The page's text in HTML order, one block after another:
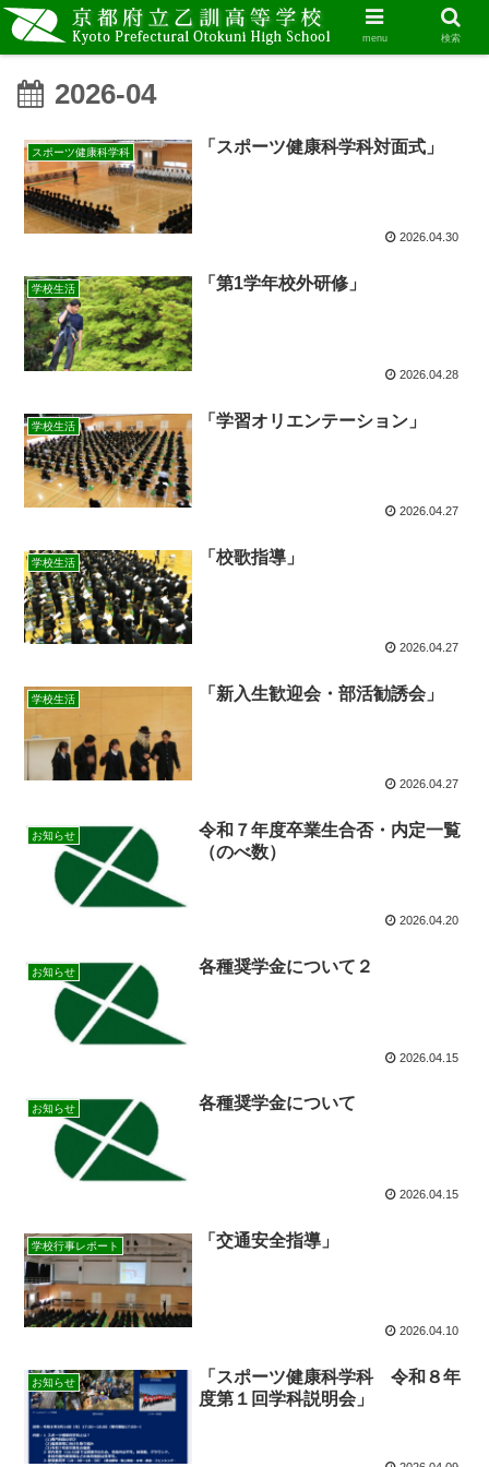
2026-04
スポーツ健康科学科 「スポーツ健康科学科対面式」
2026.04.30
学校生活 「第1学年校外研修」
2026.04.28
学校生活 「学習オリエンテーション」
2026.04.27
学校生活 「校歌指導」
2026.04.27
学校生活 「新入生歓迎会・部活勧誘会」
2026.04.27
お知らせ
令和７年度卒業生合否・内定一覧
（のべ数）
2026.04.20
お知らせ 各種奨学金について２
2026.04.15
お知らせ 各種奨学金について
2026.04.15
学校行事レポート 「交通安全指導」
2026.04.10
お知らせ
「スポーツ健康科学科 令和８年
度第１回学科説明会」
menu 検索